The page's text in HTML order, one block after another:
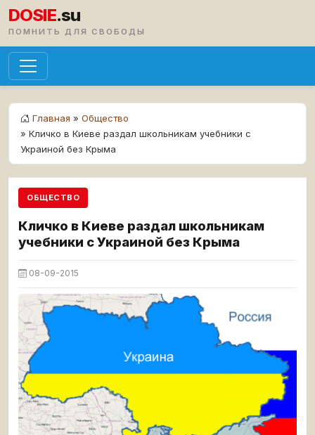
DOSIE.su
ПОМНИТЬ ДЛЯ СВОБОДЫ
Главная » Общество
» Кличко в Киеве раздал школьникам учебники с
Украиной без Крыма
ОБЩЕСТВО
Кличко в Киеве раздал школьникам
учебники с Украиной без Крыма
08-09-2015